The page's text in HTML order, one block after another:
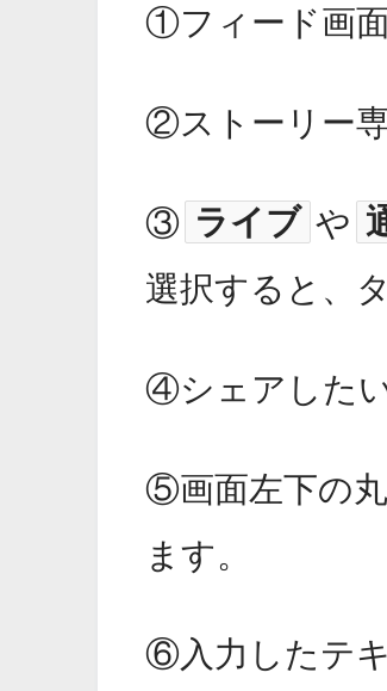
①フィード画
②ストーリー専
③ ライブ や
選択すると、
④シェアした
⑤画面左下の
ます。
⑥入力したテ